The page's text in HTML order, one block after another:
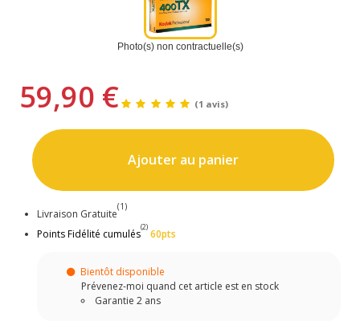
Photo(s) non contractuelle(s)
59,90 € (1 avis)
Ajouter au panier
Livraison Gratuite
(1)
Points Fidélité cumulés
(2)
60pts
Bientôt disponible
Prévenez-moi quand cet article est en stock
Garantie 2 ans